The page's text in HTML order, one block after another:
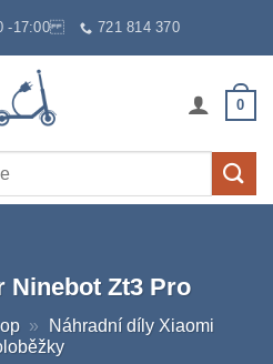
-17:00 721 814 370
0
Ninebot Zt3 Pro
»
Náhradní díly Xiaomi